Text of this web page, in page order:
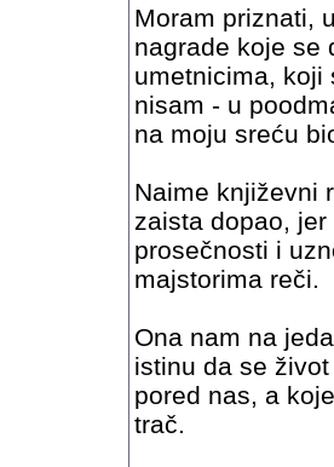
Moram priznati,
nagrade koje se
umetnicima, koji
nisam - u
na moju sreću
Naime književni
zaista dopao,
prosečnosti i
majstorima reči.
Ona nam na
istinu da se
pored nas, a
trač.